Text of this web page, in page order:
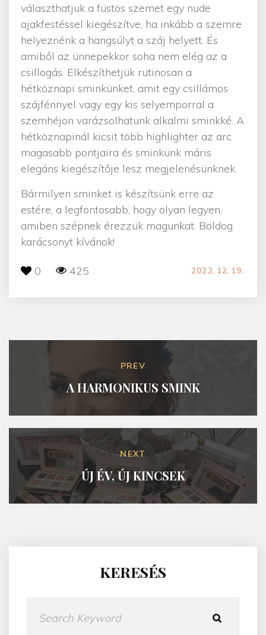
választhatjuk a füstös szemet egy nude
ajakfestéssel kiegészítve, ha inkább a szemre
helyeznénk a hangsúlyt a száj helyett. És
amiből az ünnepekkor soha nem elég az a
csillogás. Elkészíthetjük rutinosan a
hétköznapi sminkünket, amit egy csillámos
szájfénnyel vagy egy kis selyemporral a
szemhéjon varázsolhatunk alkalmi sminkké. A
hétköznapinál kicsit több highlighter az arc
magasabb pontjaira és sminkünk máris
elegáns kiegészítője lesz megjelenésünknek.
Bármilyen sminket is készítsünk erre az
estére, a legfontosabb, hogy olyan legyen,
amiben szépnek érezzük magunkat. Boldog
karácsonyt kívánok!
0 425 2022.12.19.
PREV
A HARMONIKUS SMINK
NEXT
ÚJ ÉV, ÚJ KINCSEK
KERESÉS